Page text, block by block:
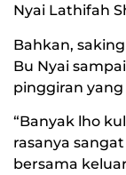
Nyai Lathifah
Bahkan,
Bu Nyai
pinggiran yang
“Banyak lho
rasanya
bersama